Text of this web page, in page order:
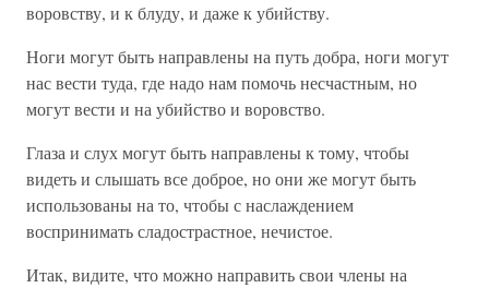
воровству, и к блуду, и даже к убийству.
Ноги могут быть направлены на путь добра, ноги могут
нас вести туда, где надо нам помочь несчастным, но
могут вести и на убийство и воровство.
Глаза и слух могут быть направлены к тому, чтобы
видеть и слышать все доброе, но они же могут быть
использованы на то, чтобы с наслаждением
воспринимать сладострастное, нечистое.
Итак, видите, что можно направить свои члены на